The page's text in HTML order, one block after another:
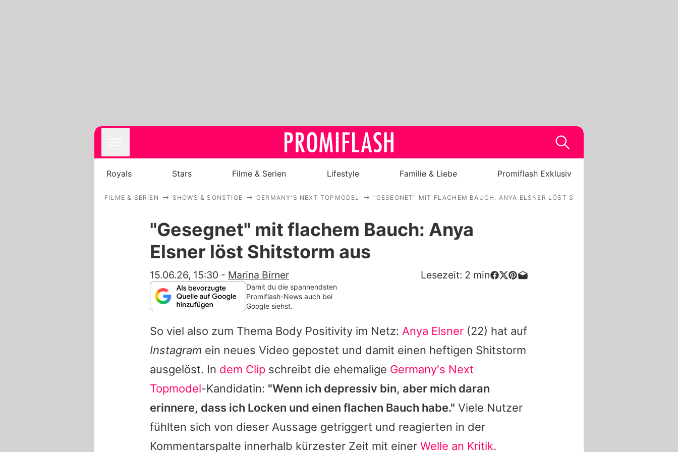
Royals
Familie & Liebe
Alle Themen auf Promiflash
App runterladen
Team
Redaktionelle Richtlinien
Impressum
Royals Stars Filme & Serien Lifestyle Familie & Liebe Promiflash Exklusiv
FILME & SERIEN SHOWS & SONSTIGE GERMANY'S NEXT TOPMODEL "GESEGNET" MIT FLACHEM BAUCH: ANYA ELSNER LÖST SHITSTORM AUS
"Gesegnet" mit flachem Bauch: Anya
Elsner löst Shitstorm aus
15.06.26, 15:30 - Marina Birner Lesezeit: 2 min
Damit du die spannendsten
Promiflash-News auch bei
Google siehst.
So viel also zum Thema Body Positivity im Netz: Anya Elsner (22) hat auf
Instagram ein neues Video gepostet und damit einen heftigen Shitstorm
ausgelöst. In dem Clip schreibt die ehemalige Germany's Next
Topmodel-Kandidatin: "Wenn ich depressiv bin, aber mich daran
erinnere, dass ich Locken und einen flachen Bauch habe." Viele Nutzer
fühlten sich von dieser Aussage getriggert und reagierten in der
Kommentarspalte innerhalb kürzester Zeit mit einer Welle an Kritik.